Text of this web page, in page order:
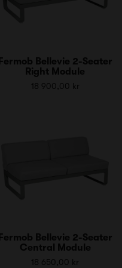
Fermob Bellevie 2-Seater
Right Module
18 900,00 kr
Fermob Bellevie 2-Seater
Central Module
18 650,00 kr